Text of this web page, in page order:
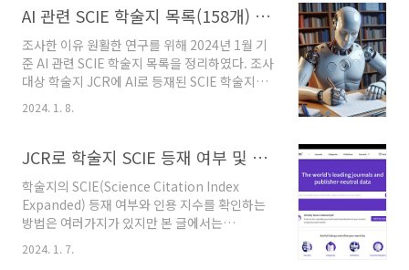
확실히 편리했다. JIRA의 특징 JIRA는 직관적으
으며 믿을 수 있는 기업에서 제공하는 도구이다.
이용료도 충분히 합리적이기 때문에 사용하기 좋
다. 어떤 곳에서 사용하는 것이 좋은가? 소규모
연구에서는 이런 도구를 사용하는 것이 오히려
방향으로 업무를 수행하며 협업으로 발생하는 ..
AI 관련 SCIE 학술지 목록(158개) 및 순위(2024년 1월 기준)
조사한 이유 원활한 연구를 위해 2024년 1월 기
준 AI 관련 SCIE 학술지 목록을 정리하였다. 조사
대상 학술지 JCR에 AI로 등재된 SCIE 학술지와
AI로 등재하지는 않았지만 AI 논문도 발행하는
SCIE 학술지로 정리하였다. 기준 일자 및 정렬 방
JCR에 나온 IF(Impact Factor)가 높은 순으로
Communications Surveys and Tutorials,
1553-877X. [23.8] (SCIE) Nature Machine
Intelligence, 2522-5839. [23.6] (SCIE)
IEEE TRANSACTIONS ON PATTERN
2024. 1. 8.
JCR로 학술지 SCIE 등재 여부 및 인용 지수 확인하는 방법
학술지의 SCIE(Science Citation Index
Expanded) 등재 여부와 인용 지수를 확인하는
방법은 여러가지가 있지만 본 글에서는
JCR(Journal Citation Reports)을 통해 확인
하는 방법을 설명한다. JCR 홈페이지 주소는 아
2024. 1. 7.